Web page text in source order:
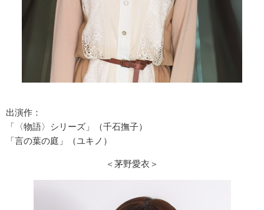
出演作：
「〈物語〉シリーズ」（千石撫子）
「言の葉の庭」（ユキノ）
＜茅野愛衣＞